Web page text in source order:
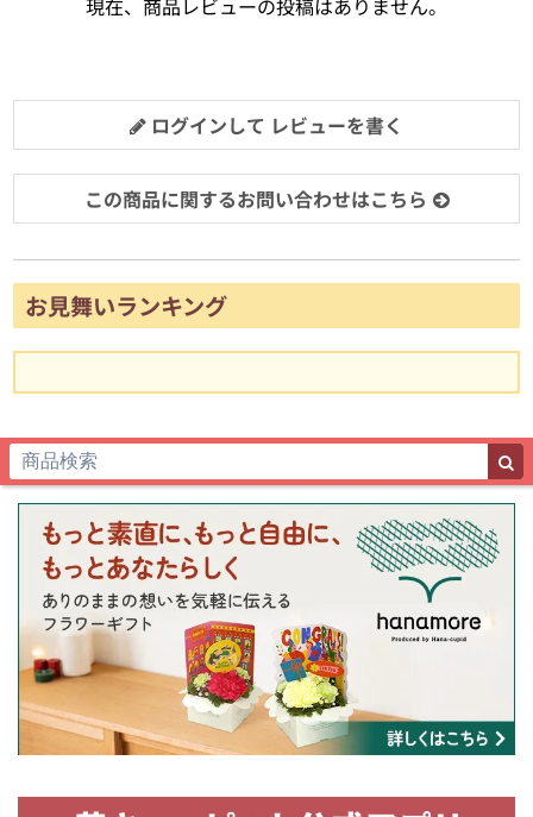
ログインして レビューを書く
この商品に関するお問い合わせはこちら
お見舞いランキング